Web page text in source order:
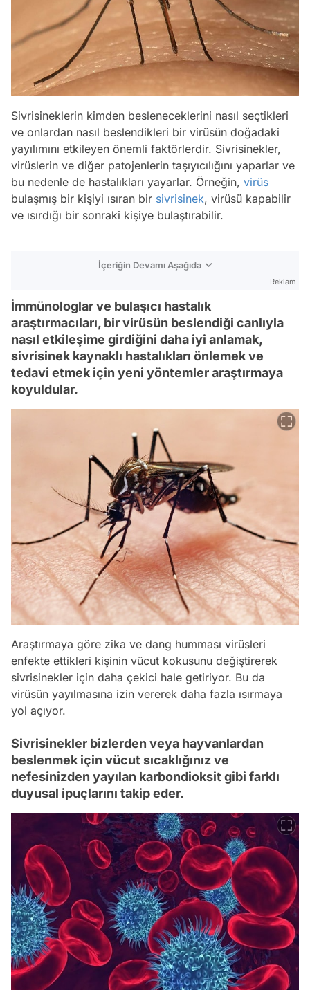
Sivrisineklerin kimden besleneceklerini nasıl seçtikleri
ve onlardan nasıl beslendikleri bir virüsün doğadaki
yayılımını etkileyen önemli faktörlerdir. Sivrisinekler,
virüslerin ve diğer patojenlerin taşıyıcılığını yaparlar ve
bu nedenle de hastalıkları yayarlar. Örneğin, virüs
bulaşmış bir kişiyi ısıran bir sivrisinek, virüsü kapabilir
ve ısırdığı bir sonraki kişiye bulaştırabilir.
İçeriğin Devamı Aşağıda
Reklam
İmmünologlar ve bulaşıcı hastalık
araştırmacıları, bir virüsün beslendiği canlıyla
nasıl etkileşime girdiğini daha iyi anlamak,
sivrisinek kaynaklı hastalıkları önlemek ve
tedavi etmek için yeni yöntemler araştırmaya
koyuldular.
Araştırmaya göre zika ve dang humması virüsleri
enfekte ettikleri kişinin vücut kokusunu değiştirerek
sivrisinekler için daha çekici hale getiriyor. Bu da
virüsün yayılmasına izin vererek daha fazla ısırmaya
yol açıyor.
Sivrisinekler bizlerden veya hayvanlardan
beslenmek için vücut sıcaklığınız ve
nefesinizden yayılan karbondioksit gibi farklı
duyusal ipuçlarını takip eder.